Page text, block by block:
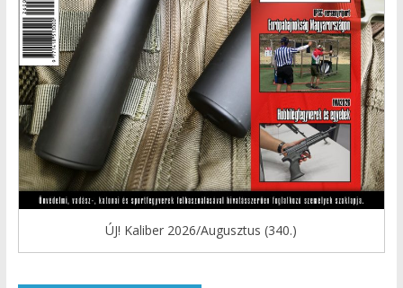
ÚJ! Kaliber 2026/Augusztus (340.)